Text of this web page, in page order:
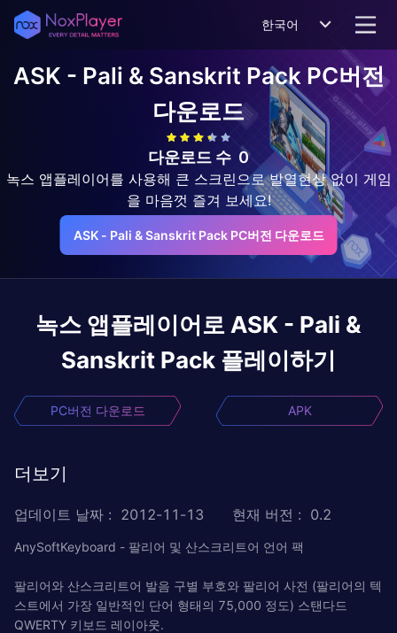
한국어
ASK - Pali & Sanskrit Pack PC버전
다운로드
다운로드 수 0
녹스 앱플레이어를 사용해 큰 스크린으로 발열현상 없이 게임
을 마음껏 즐겨 보세요!
ASK - Pali & Sanskrit Pack PC버전 다운로드
녹스 앱플레이어로 ASK - Pali &
Sanskrit Pack 플레이하기
PC버전 다운로드 APK
더보기
업데이트 날짜 : 2012-11-13 현재 버전 : 0.2
AnySoftKeyboard - 팔리어 및 산스크리트어 언어 팩
팔리어와 산스크리트어 발음 구별 부호와 팔리어 사전 (팔리어의 텍
스트에서 가장 일반적인 단어 형태의 75,000 정도) 스탠다드
QWERTY 키보드 레이아웃.